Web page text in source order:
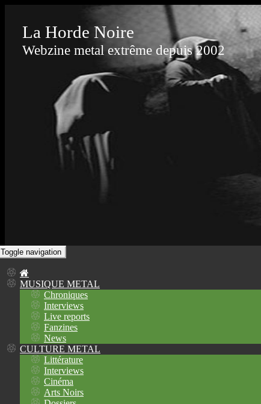
La Horde Noire
Webzine metal extrême depuis 2002
Toggle navigation
MUSIQUE METAL
Chroniques
Interviews
Live reports
Fanzines
News
CULTURE METAL
Littérature
Interviews
Cinéma
Arts Noirs